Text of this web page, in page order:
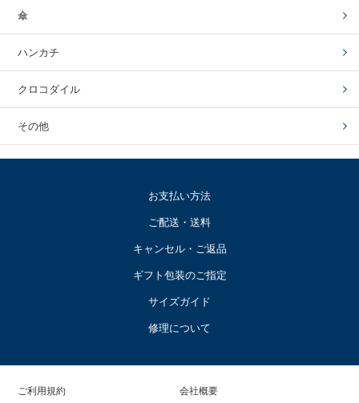
傘
ハンカチ
クロコダイル
その他
お支払い方法
ご配送・送料
キャンセル・ご返品
ギフト包装のご指定
サイズガイド
修理について
ご利用規約 会社概要